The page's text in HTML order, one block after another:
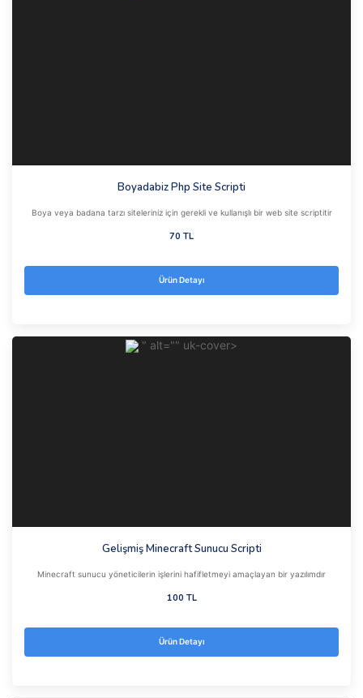
Boyadabiz Php Site Scripti
Boya veya badana tarzı siteleriniz için gerekli ve kullanışlı bir web site scriptitir
70 TL
Ürün Detayı
" alt="" uk-cover>
Gelişmiş Minecraft Sunucu Scripti
Minecraft sunucu yöneticilerin işlerini hafifletmeyi amaçlayan bir yazılımdır
100 TL
Ürün Detayı